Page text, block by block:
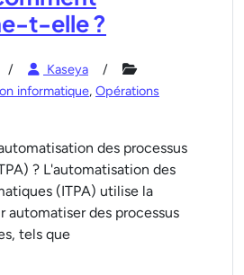
t-elle ?
Kaseya
informatique, Opérations
des processus
? L'automatisation des
(ITPA) utilise la
automatiser des processus
tels que